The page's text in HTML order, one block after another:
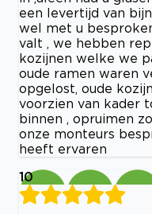
een levertijd van
wel met u
valt , we hebben
kozijnen welke we
oude ramen waren
opgelost, oude
voorzien van kader
binnen , opruimen
onze monteurs
heeft ervaren
10